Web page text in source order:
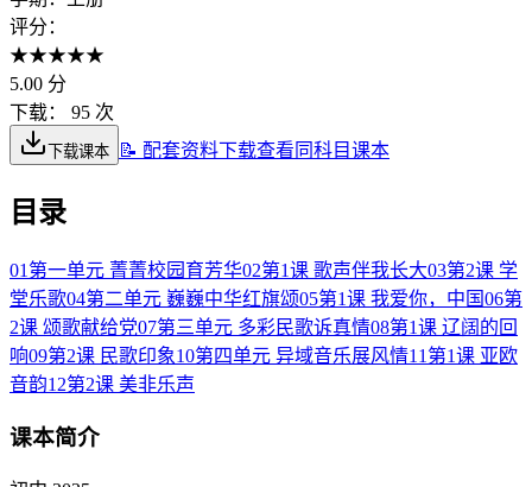
评分：
★★★★★
5.00 分
下载：
95 次
下载课本 📝 配套资料下载查看同科目课本
目录
01 第一单元 菁菁校园育芳华02第1课 歌声伴我长大03第2课 学
堂乐歌04第二单元 巍巍中华红旗颂05第1课 我爱你，中国06第
2课 颂歌献给党07第三单元 多彩民歌诉真情08第1课 辽阔的回
响09第2课 民歌印象10第四单元 异域音乐展风情11 第1课 亚欧
音韵12第2课 美非乐声
课本简介